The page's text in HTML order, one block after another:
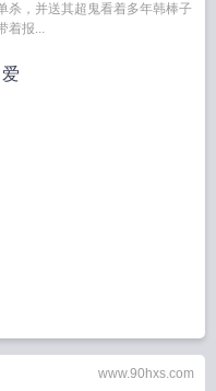
杀，并送其超鬼看着多年韩棒子
着报...
www.90hxs.com